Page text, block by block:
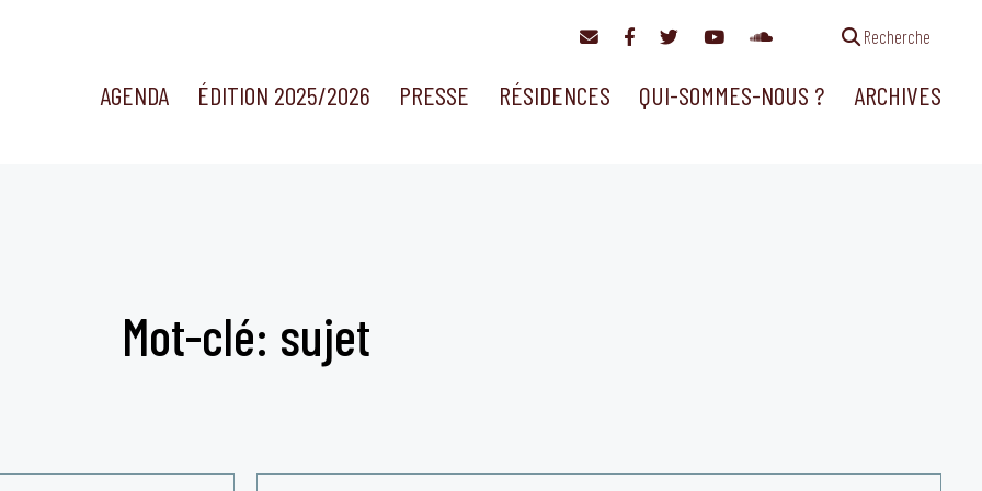
Recherche
AGENDA ÉDITION 2025/2026 PRESSE RÉSIDENCES QUI-SOMMES-NOUS ? ARCHIVES
Mot-clé: sujet